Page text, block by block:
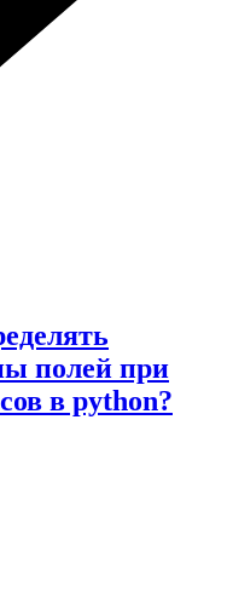
полей при
в python?